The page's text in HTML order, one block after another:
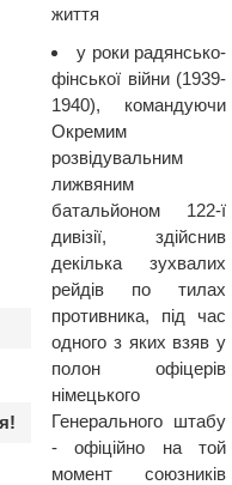
життя
у роки радянсько-
фінської війни (1939-
1940), командуючи
Окремим
розвідувальним
лижвяним
батальйоном 122-ї
дивізії, здійснив
декілька зухвалих
рейдів по тилах
противника, під час
одного з яких взяв у
полон офіцерів
німецького
Генерального штабу
- офіційно на той
момент союзників